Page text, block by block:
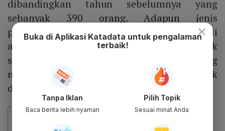
dibandingkan tahun sebelumnya yang
sebanyak 390 orang. Adapun jenis
pelanggaran yang kerap dilakukan di
antaranya tidak memiliki IMTA, jabatan tidak
sesuai IMTA, TKA menduduki jabatan yang
mengurusi kepersonaliaan, dan TKA tidak
dilengkapi laporan keberadaan.
×
Buka di Aplikasi Katadata untuk pengalaman
terbaik!
Tanpa Iklan
Baca berita lebih nyaman
Pilih Topik
Sesuai minat Anda